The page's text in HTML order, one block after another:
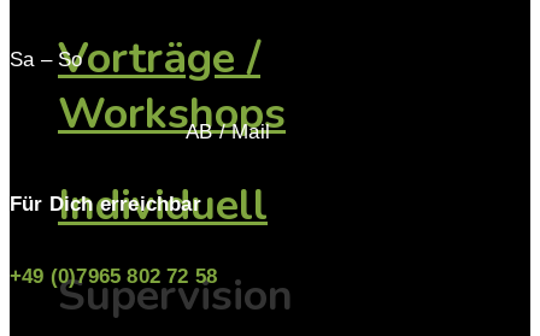
Vorträge /
Workshops
Individuell
Supervision
Sa – So
AB / Mail
Für Dich erreichbar
+49 (0)7965 802 72 58